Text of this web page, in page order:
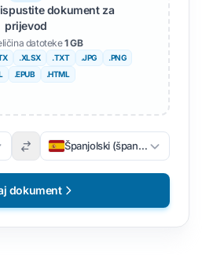
dokument za
prijevod
datoteke1 GB
.XLSX .TXT .JPG
.PNG
.EPUB .HTML
Španjolski (španjolski)
dokument